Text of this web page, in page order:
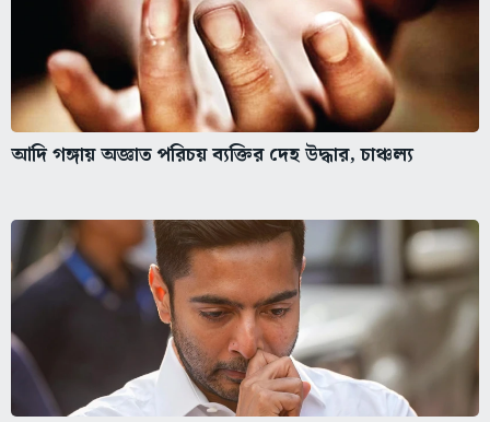
আদি গঙ্গায় অজ্ঞাত পরিচয় ব্যক্তির দেহ উদ্ধার, চাঞ্চল্য